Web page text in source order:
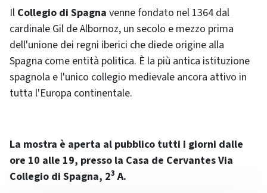
Il Collegio di Spagna venne fondato nel 1364 dal
cardinale Gil de Albornoz, un secolo e mezzo prima
dell'unione dei regni iberici che diede origine alla
Spagna come entità politica. È la più antica istituzione
spagnola e l'unico collegio medievale ancora attivo in
tutta l'Europa continentale.
La mostra è aperta al pubblico tutti i giorni dalle
ore 10 alle 19, presso la Casa de Cervantes Via
Collegio di Spagna, 23 A.